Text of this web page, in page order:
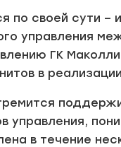
по своей сути
управления
ГК
в
управления,
в течение